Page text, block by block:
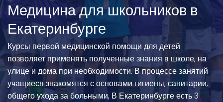
Медицина для школьников в
Екатеринбурге
Курсы первой медицинской помощи для детей
позволяет применять полученные знания в школе, на
улице и дома при необходимости. В процессе занятий
учащиеся знакомятся с основами гигиены, санитарии,
общего ухода за больными, В Екатеринбурге есть 3